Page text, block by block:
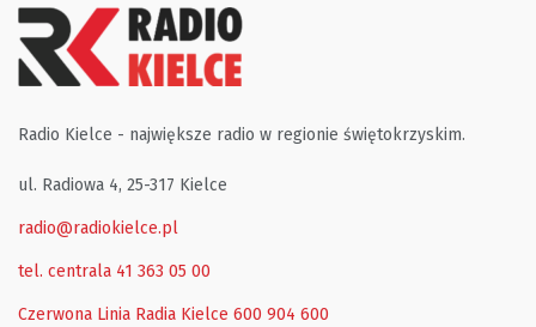
Radio Kielce - największe radio w regionie świętokrzyskim.
ul. Radiowa 4, 25-317 Kielce
radio@radiokielce.pl
tel. centrala 41 363 05 00
Czerwona Linia Radia Kielce 600 904 600